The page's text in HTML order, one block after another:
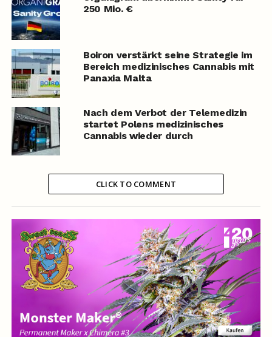
250 Mio. €
Boiron verstärkt seine Strategie im
Bereich medizinisches Cannabis mit
Panaxia Malta
Nach dem Verbot der Telemedizin
startet Polens medizinisches
Cannabis wieder durch
CLICK TO COMMENT